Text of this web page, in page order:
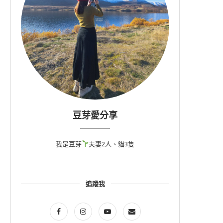
豆芽愛分享
我是豆芽 夫妻2人、貓3隻
追蹤我